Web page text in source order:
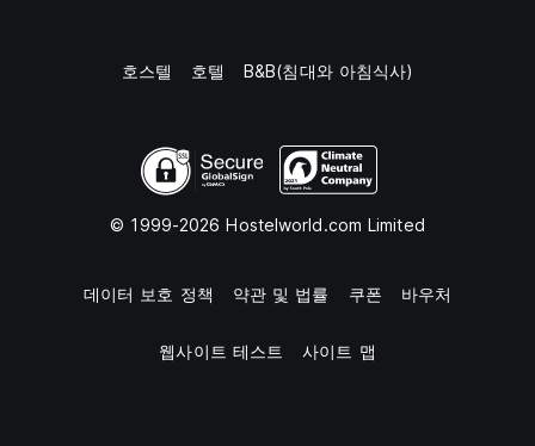
호스텔 호텔 B&B(침대와 아침식사)
© 1999-2026 Hostelworld.com Limited
데이터 보호 정책 약관 및 법률 쿠폰 바우처
웹사이트 테스트 사이트 맵